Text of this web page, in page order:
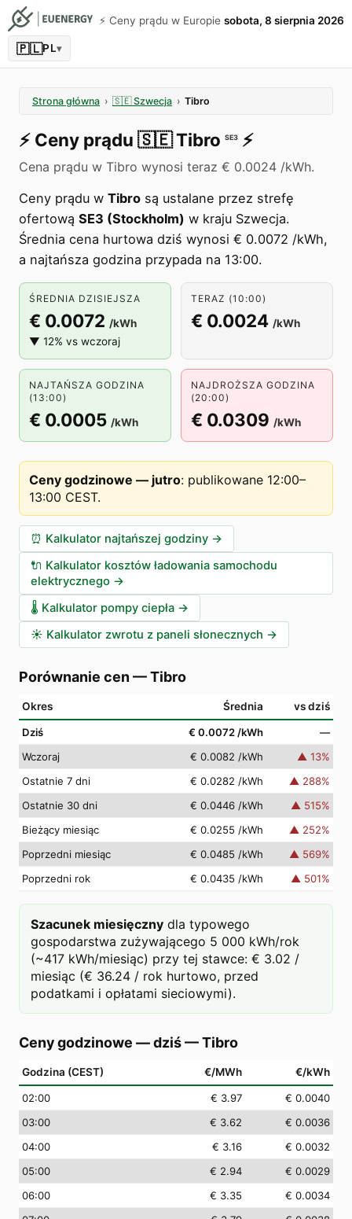
⚡️ Ceny prądu w Europie sobota, 8 sierpnia 2026
🇵🇱PL▾
Strona główna › 🇸🇪 Szwecja › Tibro
⚡️ Ceny prądu 🇸🇪Tibro SE3 ⚡️
Cena prądu w Tibro wynosi teraz € 0.0024 /kWh.
Ceny prądu w Tibro są ustalane przez strefę
ofertową SE3 (Stockholm) w kraju Szwecja.
Średnia cena hurtowa dziś wynosi € 0.0072 /kWh,
a najtańsza godzina przypada na 13:00.
ŚREDNIA DZISIEJSZA
€ 0.0072 /kWh
▼ 12% vs wczoraj
TERAZ (10:00)
€ 0.0024 /kWh
NAJTAŃSZA GODZINA
(13:00)
€ 0.0005 /kWh
NAJDROŻSZA GODZINA
(20:00)
€ 0.0309 /kWh
Ceny godzinowe — jutro: publikowane 12:00–
13:00 CEST.
⏰ Kalkulator najtańszej godziny →
🔌 Kalkulator kosztów ładowania samochodu
elektrycznego →
🌡️ Kalkulator pompy ciepła →
☀️ Kalkulator zwrotu z paneli słonecznych →
Porównanie cen —Tibro
Okres Średnia vs dziś
Dziś € 0.0072 /kWh
—
Wczoraj
€ 0.0082 /kWh ▲ 13%
Ostatnie 7 dni
€ 0.0282 /kWh ▲ 288%
Ostatnie 30 dni
€ 0.0446 /kWh ▲ 515%
Bieżący miesiąc
€ 0.0255 /kWh ▲ 252%
Poprzedni miesiąc
€ 0.0485 /kWh ▲ 569%
Poprzedni rok
€ 0.0435 /kWh ▲ 501%
Szacunek miesięczny dla typowego
gospodarstwa zużywającego 5 000 kWh/rok
(~417 kWh/miesiąc) przy tej stawce: € 3.02 /
miesiąc (€ 36.24 / rok hurtowo, przed
podatkami i opłatami sieciowymi).
Ceny godzinowe — dziś—Tibro
Godzina (CEST) €/MWh €/kWh
02:00 € 3.97
€ 0.0040
03:00 € 3.62
€ 0.0036
04:00 € 3.16
€ 0.0032
05:00 € 2.94
€ 0.0029
06:00 € 3.35
€ 0.0034